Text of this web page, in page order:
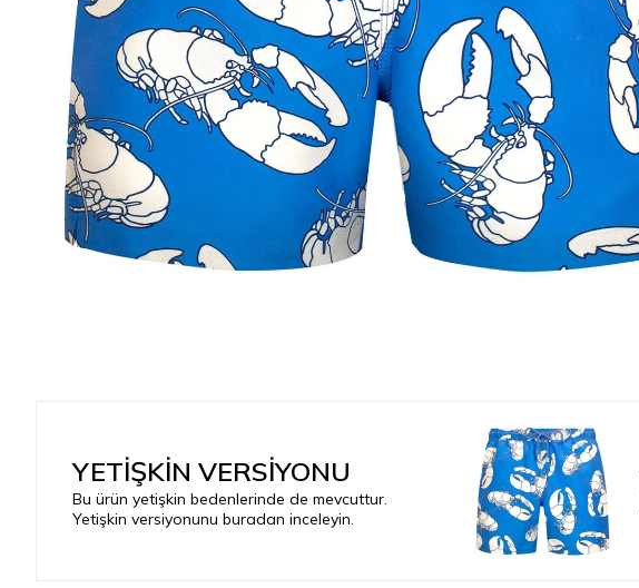
YETİŞKİN VERSİYONU
Bu ürün yetişkin bedenlerinde de mevcuttur.
Yetişkin versiyonunu buradan inceleyin.